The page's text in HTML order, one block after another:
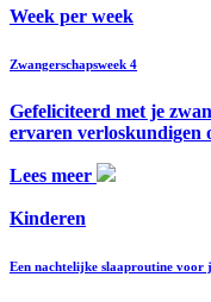
Week per week
Zwangerschapsweek 4
Gefeliciteerd met je
ervaren verloskundigen
Lees meer
Kinderen
Een nachtelijke slaaproutine voor